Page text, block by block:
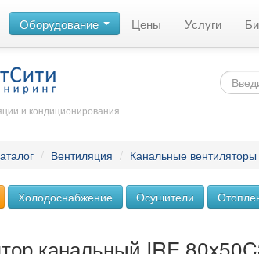
Оборудование Цены Услуги
и кондиционирования
/ Вентиляция / Канальные вентиляторы
Холодоснабжение Осушители
канальный IRE